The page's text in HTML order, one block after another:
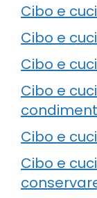
Cibo e
Cibo e
Cibo e
Cibo e
Cibo e
Cibo e